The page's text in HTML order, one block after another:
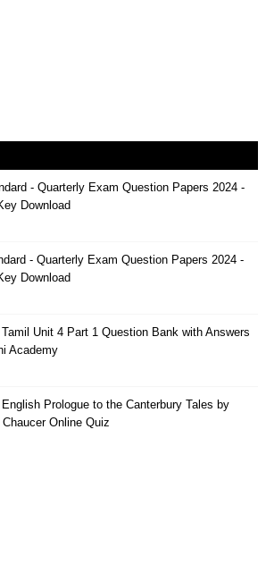
- Quarterly Exam Question Papers 2024 -
Download
- Quarterly Exam Question Papers 2024 -
Download
Unit 4 Part 1 Question Bank with Answers
Academy
Prologue to the Canterbury Tales by
Online Quiz